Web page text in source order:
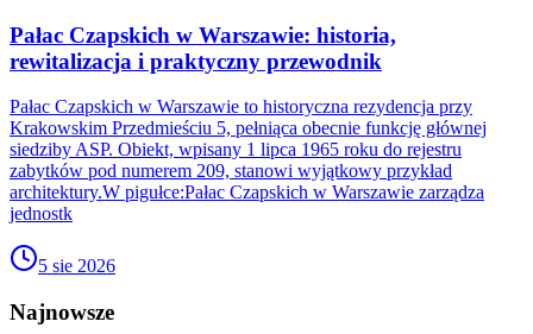
Pałac Czapskich w Warszawie: historia,
rewitalizacja i praktyczny przewodnik
Pałac Czapskich w Warszawie to historyczna rezydencja przy
Krakowskim Przedmieściu 5, pełniąca obecnie funkcję głównej
siedziby ASP. Obiekt, wpisany 1 lipca 1965 roku do rejestru
zabytków pod numerem 209, stanowi wyjątkowy przykład
architektury.W pigułce:Pałac Czapskich w Warszawie zarządza
jednostk
5 sie 2026
Najnowsze